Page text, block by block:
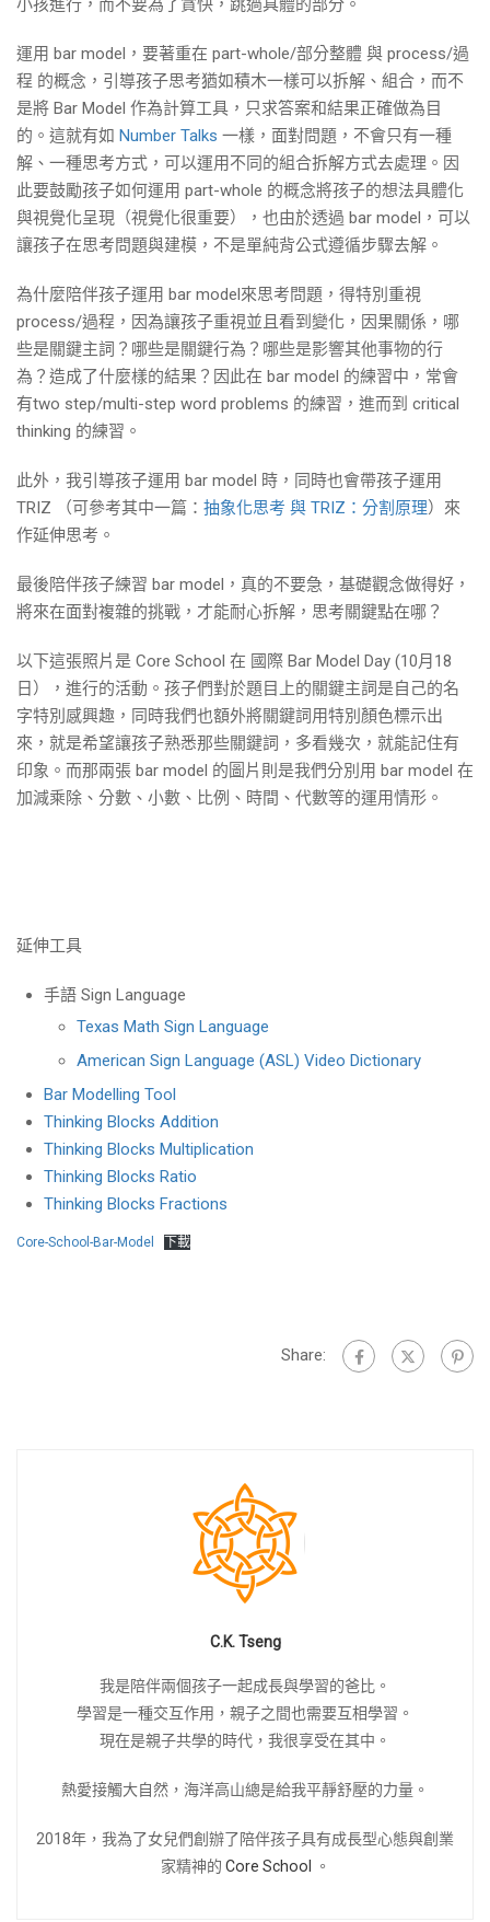
小孩進行，而不要為了貪快，跳過具體的部分。
運用 bar model，要著重在 part-whole/部分整體 與 process/過
程 的概念，引導孩子思考猶如積木一樣可以拆解、組合，而不
是將 Bar Model 作為計算工具，只求答案和結果正確做為目
的。這就有如 Number Talks 一樣，面對問題，不會只有一種
解、一種思考方式，可以運用不同的組合拆解方式去處理。因
此要鼓勵孩子如何運用 part-whole 的概念將孩子的想法具體化
與視覺化呈現（視覺化很重要），也由於透過 bar model，可以
讓孩子在思考問題與建模，不是單純背公式遵循步驟去解。
為什麼陪伴孩子運用 bar model來思考問題，得特別重視
process/過程，因為讓孩子重視並且看到變化，因果關係，哪
些是關鍵主詞？哪些是關鍵行為？哪些是影響其他事物的行
為？造成了什麼樣的結果？因此在 bar model 的練習中，常會
有two step/multi-step word problems 的練習，進而到 critical
thinking 的練習。
此外，我引導孩子運用 bar model 時，同時也會帶孩子運用
TRIZ （可參考其中一篇： 抽象化思考 與 TRIZ：分割原理）來
作延伸思考。
最後陪伴孩子練習 bar model，真的不要急，基礎觀念做得好，
將來在面對複雜的挑戰，才能耐心拆解，思考關鍵點在哪？
以下這張照片是 Core School 在 國際 Bar Model Day (10月18
日），進行的活動。孩子們對於題目上的關鍵主詞是自己的名
字特別感興趣，同時我們也額外將關鍵詞用特別顏色標示出
來，就是希望讓孩子熟悉那些關鍵詞，多看幾次，就能記住有
印象。而那兩張 bar model 的圖片則是我們分別用 bar model 在
加減乘除、分數、小數、比例、時間、代數等的運用情形。
延伸工具
手語 Sign Language
Texas Math Sign Language
American Sign Language (ASL) Video Dictionary
Bar Modelling Tool
Thinking Blocks Addition
Thinking Blocks Multiplication
Thinking Blocks Ratio
Thinking Blocks Fractions
Core-School-Bar-Model 下載
Share:
C.K. Tseng
我是陪伴兩個孩子一起成長與學習的爸比。
學習是一種交互作用，親子之間也需要互相學習。
現在是親子共學的時代，我很享受在其中。
熱愛接觸大自然，海洋高山總是給我平靜舒壓的力量。
2018年，我為了女兒們創辦了陪伴孩子具有成長型心態與創業
家精神的 Core School 。